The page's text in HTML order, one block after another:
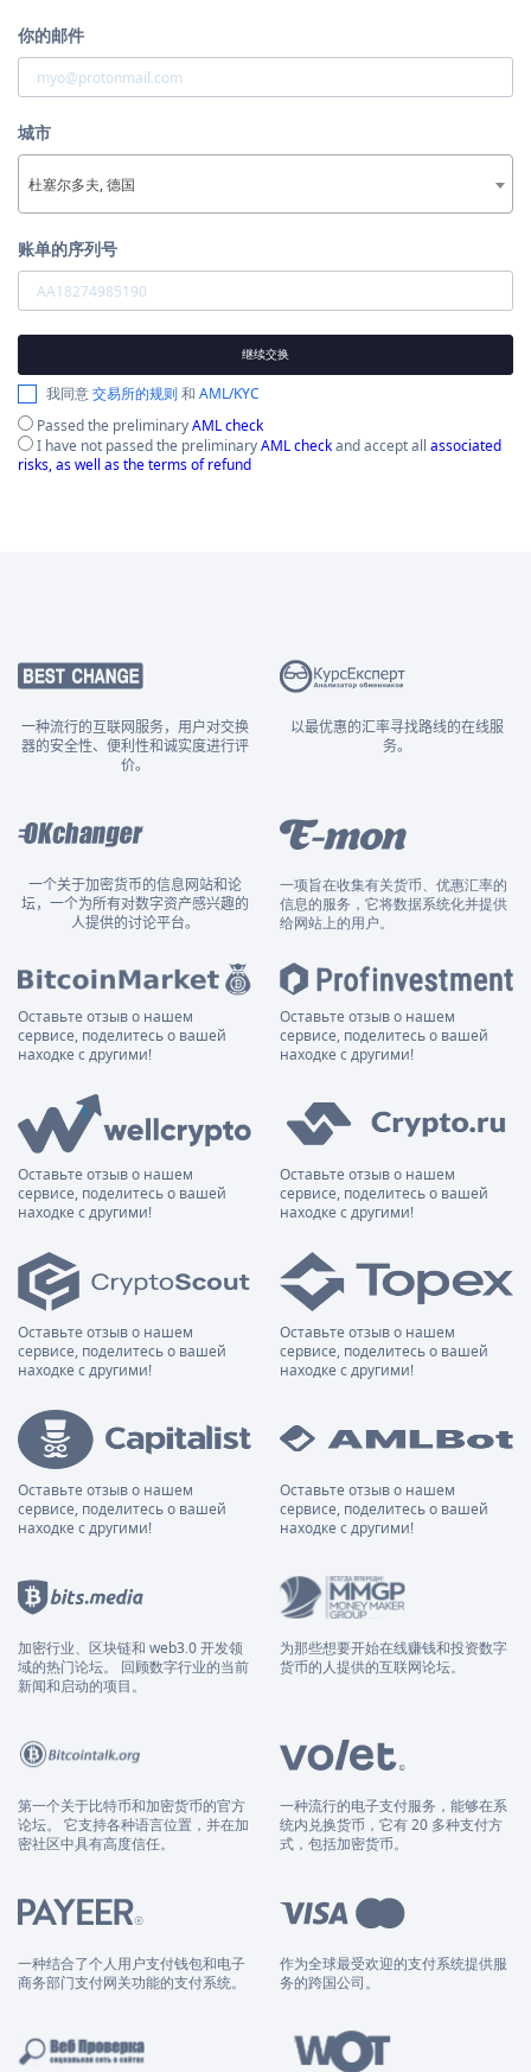
你的邮件
城市
杜塞尔多夫, 德国
账单的序列号
继续交换
我同意交易所的规则和 AML/KYC
Passed the preliminaryAML check
I have not passed the preliminaryAML checkand accept all associated
risks, as well as the terms of refund
一种流行的互联网服务，用户对交换
器的安全性、便利性和诚实度进行评
价。
以最优惠的汇率寻找路线的在线服
务。
一个关于加密货币的信息网站和论
坛，一个为所有对数字资产感兴趣的
人提供的讨论平台。
一项旨在收集有关货币、优惠汇率的
信息的服务，它将数据系统化并提供
给网站上的用户。
Оставьте отзыв о нашем
сервисе, поделитесь о вашей
находке с другими!
Оставьте отзыв о нашем
сервисе, поделитесь о вашей
находке с другими!
Оставьте отзыв о нашем
сервисе, поделитесь о вашей
находке с другими!
Оставьте отзыв о нашем
сервисе, поделитесь о вашей
находке с другими!
Оставьте отзыв о нашем
сервисе, поделитесь о вашей
находке с другими!
Оставьте отзыв о нашем
сервисе, поделитесь о вашей
находке с другими!
Оставьте отзыв о нашем
сервисе, поделитесь о вашей
находке с другими!
Оставьте отзыв о нашем
сервисе, поделитесь о вашей
находке с другими!
加密行业、区块链和 web3.0 开发领
域的热门论坛。 回顾数字行业的当前
新闻和启动的项目。
为那些想要开始在线赚钱和投资数字
货币的人提供的互联网论坛。
第一个关于比特币和加密货币的官方
论坛。 它支持各种语言位置，并在加
密社区中具有高度信任。
一种流行的电子支付服务，能够在系
统内兑换货币，它有 20 多种支付方
式，包括加密货币。
一种结合了个人用户支付钱包和电子
商务部门支付网关功能的支付系统。
作为全球最受欢迎的支付系统提供服
务的跨国公司。